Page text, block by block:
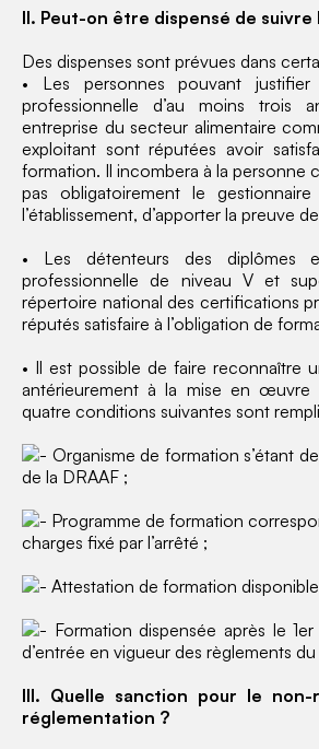
II. Peut-on être dispensé de
Des dispenses sont prévues dans
• Les personnes pouvant justifier
professionnelle d’au moins trois
entreprise du secteur alimentaire
exploitant sont réputées avoir
formation. Il incombera à la personne
pas obligatoirement le
l’établissement, d’apporter la preuve
• Les détenteurs des diplômes
professionnelle de niveau V et
répertoire national des certifications
réputés satisfaire à l’obligation de
• Il est possible de faire reconnaître
antérieurement à la mise en œuvre
quatre conditions suivantes sont
Organisme de formation s’étant
de la DRAAF ;
Programme de formation
charges fixé par l’arrêté ;
Attestation de formation
Formation dispensée après le
d’entrée en vigueur des règlements
III. Quelle sanction pour le
réglementation ?